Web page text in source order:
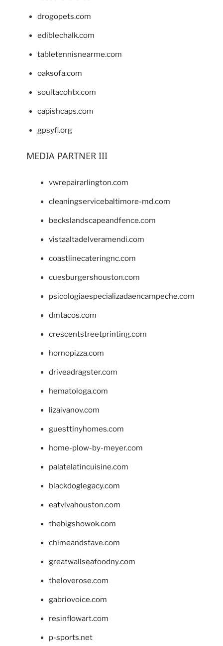
drogopets.com
ediblechalk.com
tabletennisnearme.com
oaksofa.com
soultacohtx.com
capishcaps.com
gpsyfl.org
MEDIA PARTNER III
vwrepairarlington.com
cleaningservicebaltimore-md.com
beckslandscapeandfence.com
vistaaltadelveramendi.com
coastlinecateringnc.com
cuesburgershouston.com
psicologiaespecializadaencampeche.com
dmtacos.com
crescentstreetprinting.com
hornopizza.com
driveadragster.com
hematologa.com
lizaivanov.com
guesttinyhomes.com
home-plow-by-meyer.com
palatelatincuisine.com
blackdoglegacy.com
eatvivahouston.com
thebigshowok.com
chimeandstave.com
greatwallseafoodny.com
theloverose.com
gabriovoice.com
resinflowart.com
p-sports.net